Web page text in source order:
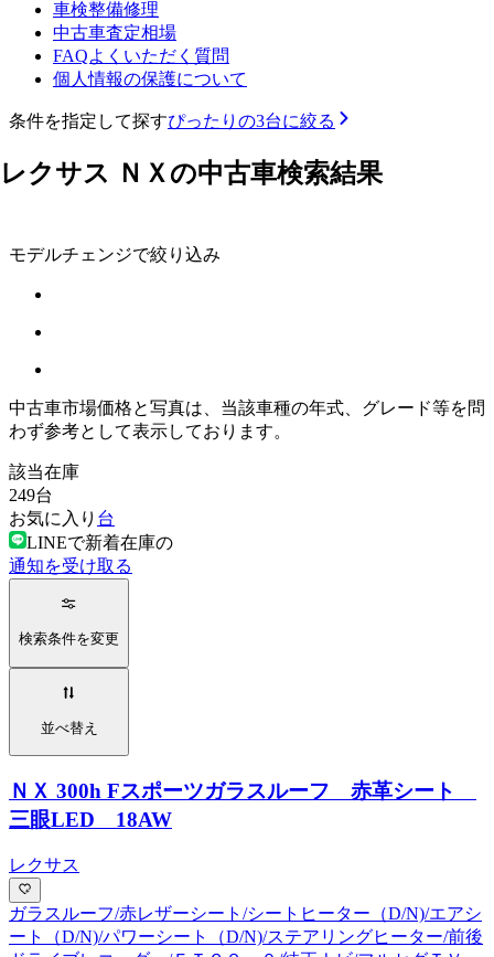
車検整備修理
中古車査定相場
FAQよくいただく質問
個人情報の保護について
条件を指定して探すぴったりの3台に絞る
レクサス ＮＸの中古車検索結果
モデルチェンジで絞り込み
中古車市場価格と写真は、当該車種の年式、グレード等を問
わず参考として表示しております。
該当在庫
249台
お気に入り 台
LINEで新着在庫の
通知を受け取る
検索条件を変更
並べ替え
ＮＸ 300h Fスポーツガラスルーフ 赤革シート
三眼LED 18AW
レクサス
ガラスルーフ/赤レザーシート/シートヒーター（D/N)/エアシ
ート（D/N)/パワーシート（D/N)/ステアリングヒーター/前後